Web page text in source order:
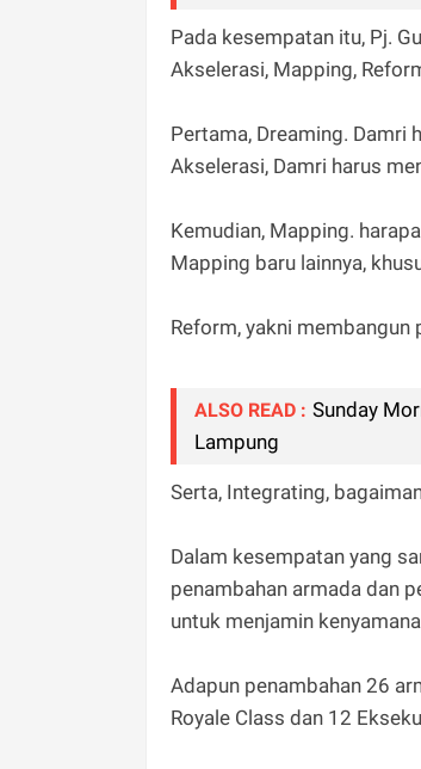
Pada kesempatan itu, Pj.
Akselerasi, Mapping,
Pertama, Dreaming. Damri
Akselerasi, Damri harus
Kemudian, Mapping.
Mapping baru lainnya,
Reform, yakni membangun
ALSO READ : Sunday
Lampung
Serta, Integrating,
Dalam kesempatan yang
penambahan armada dan
untuk menjamin
Adapun penambahan 26
Royale Class dan 12